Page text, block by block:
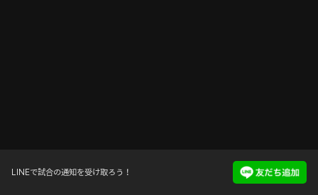
LINEで試合の通知を受け取ろう！